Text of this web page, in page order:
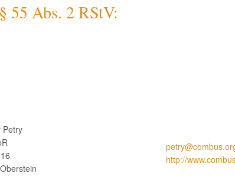
55 Abs. 2 RStV:
Petry
http://